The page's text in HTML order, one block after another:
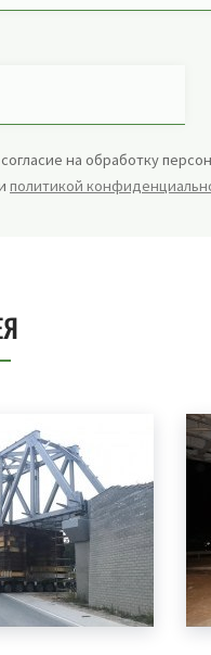
на обработку
политикой